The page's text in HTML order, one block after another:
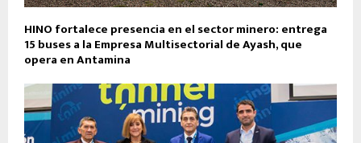
HINO fortalece presencia en el sector minero: entrega
15 buses a la Empresa Multisectorial de Ayash, que
opera en Antamina